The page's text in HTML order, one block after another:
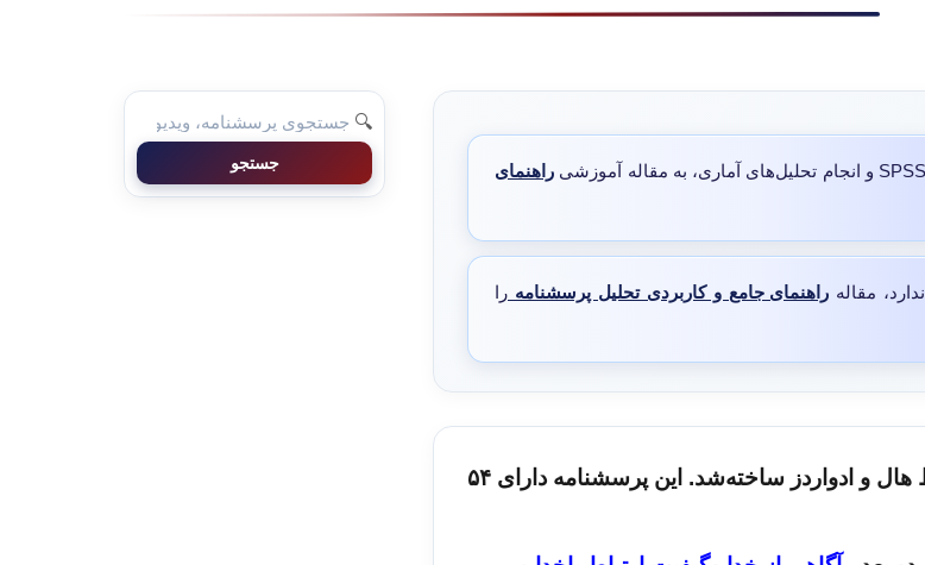
راهنمای
مقاله راهنمای جامع و کاربردی تحلیل پرسشنامه را
پرسشنامه استاندارد سنجش معنویت درسال ۱۹۸۶ توسط هال و ادواردز ساخته‌شد. این پرسشنامه‌­ دارای ۵۴
🔍
جستجو